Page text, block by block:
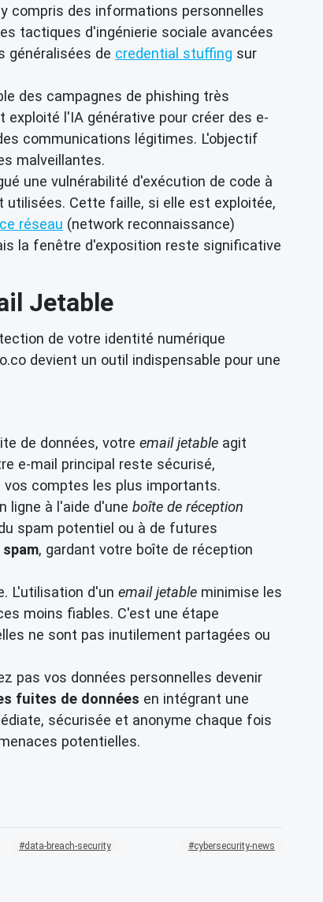
compris des informations personnelles
tactiques d'ingénierie sociale avancées
généralisées de credential stuffing sur
des campagnes de phishing très
l'IA générative pour créer des e-
communications légitimes. L'objectif
malveillantes.
une vulnérabilité d'exécution de code à
Cette faille, si elle est exploitée,
réseau (network reconnaissance)
la fenêtre d'exposition reste significative
Jetable
de votre identité numérique
devient un outil indispensable pour une
de données, votre email jetable agit
e-mail principal reste sécurisé,
vos comptes les plus importants.
ligne à l'aide d'une boîte de réception
spam potentiel ou à de futures
, gardant votre boîte de réception
L'utilisation d'un email jetable minimise les
moins fiables. C'est une étape
ne sont pas inutilement partagées ou
pas vos données personnelles devenir
fuites de données en intégrant une
sécurisée et anonyme chaque fois
potentielles.
data-breach-security cybersecurity-news